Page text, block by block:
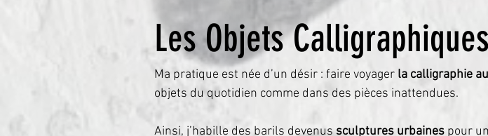
Les Objets Calligraphiques
Ma pratique est née d’un désir : faire voyager la calligraphie
objets du quotidien comme dans des pièces inattendues.
Ainsi, j’habille des barils devenus sculptures urbaines pour